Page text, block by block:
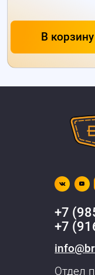
В корзину
+7
+7
Отдел